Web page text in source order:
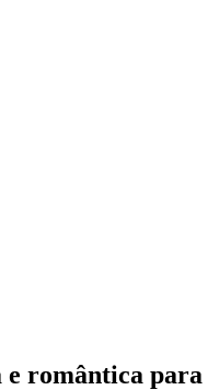
romântica para